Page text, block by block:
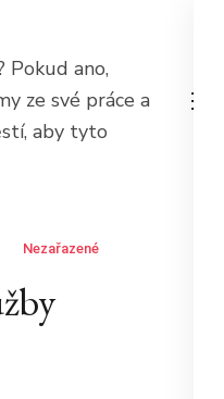
Pokud ano,
ze své práce a
aby tyto
Nezařazené